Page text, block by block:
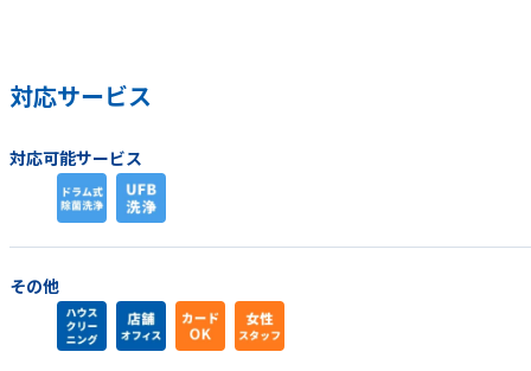
対応サービス
対応可能サービス
その他